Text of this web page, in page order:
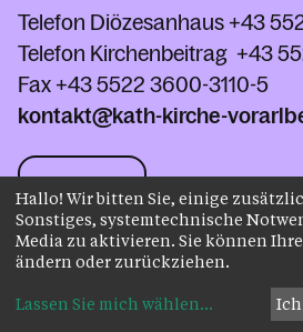
Telefon Diözesanhaus +43
Telefon Kirchenbeitrag +43
Fax +43 5522 3600-3110-5
kontakt@kath-kirche-
Impressum
Datenschutz
AGB
Instagram
Hallo! Wir bitten Sie, einige
Sonstiges, systemtechnische
Media zu aktivieren. Sie können
ändern oder zurückziehen.
Lassen Sie mich wählen...